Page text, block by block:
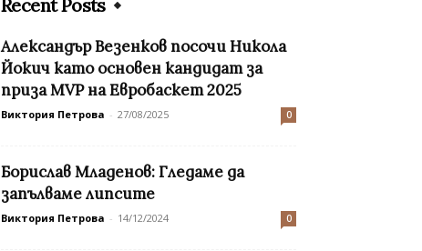
Recent Posts
Александър Везенков посочи Никола
Йокич като основен кандидат за
приза MVP на Евробаскет 2025
Виктория Петрова - 27/08/2025 0
Борислав Младенов: Гледаме да
запълваме липсите
Виктория Петрова - 14/12/2024 0